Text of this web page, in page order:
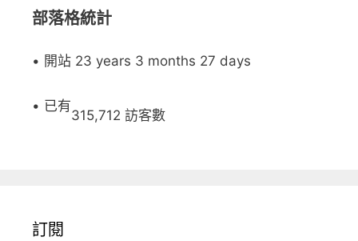
部落格統計
• 開站 23 years 3 months 27 days
• 已有
315,712 訪客數
訂閱